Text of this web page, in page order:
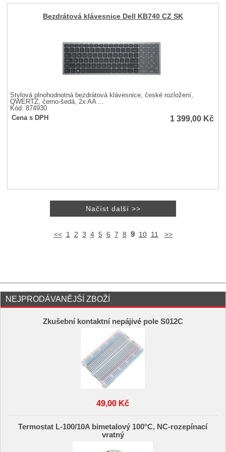
Bezdrátová klávesnice Dell KB740 CZ SK
Stylová plnohodnotná bezdrátová klávesnice, české rozložení,
QWERTZ, černo-šedá, 2x AA ...
Kód: 874930
Cena s DPH
1 399,00 Kč
<< 1 2 3 4 5 6 7 8 9 10 11 >>
NEJPRODÁVANĚJŠÍ ZBOŽÍ
Zkušební kontaktní nepájivé pole S012C
49,00 Kč
Termostat L-100/10A bimetalový 100°C, NC-rozepínací
vratný